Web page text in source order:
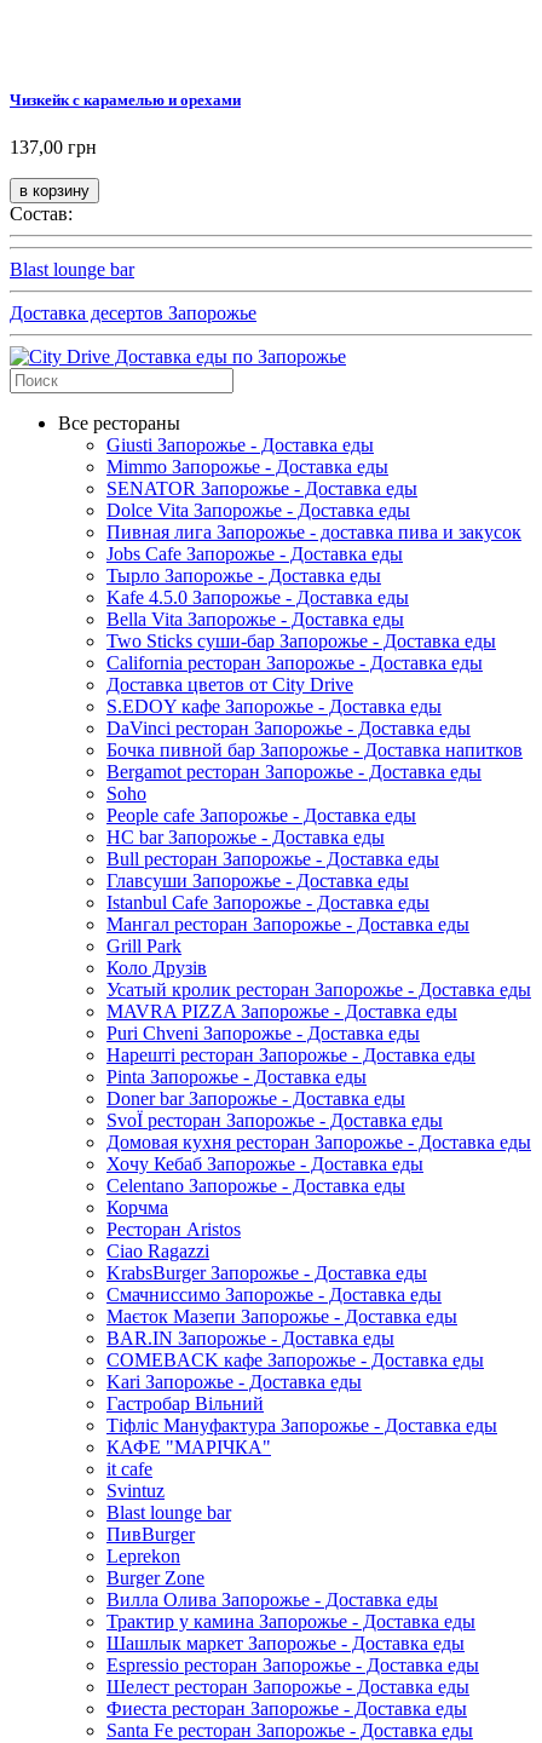
Чизкейк с карамелью и орехами
137,00 грн
Состав:
Blast lounge bar
Доставка десертов Запорожье
Все рестораны
Giusti Запорожье - Доставка еды
Mimmo Запорожье - Доставка еды
SENATOR Запорожье - Доставка еды
Dolce Vita Запорожье - Доставка еды
Пивная лига Запорожье - доставка пива и закусок
Jobs Cafe Запорожье - Доставка еды
Тырло Запорожье - Доставка еды
Kafe 4.5.0 Запорожье - Доставка еды
Bella Vita Запорожье - Доставка еды
Two Sticks суши-бар Запорожье - Доставка еды
California ресторан Запорожье - Доставка еды
Доставка цветов от City Drive
S.EDOY кафе Запорожье - Доставка еды
DaVinci ресторан Запорожье - Доставка еды
Бочка пивной бар Запорожье - Доставка напитков
Bergamot ресторан Запорожье - Доставка еды
Soho
People cafe Запорожье - Доставка еды
HC bar Запорожье - Доставка еды
Bull ресторан Запорожье - Доставка еды
Главсуши Запорожье - Доставка еды
Istanbul Cafe Запорожье - Доставка еды
Мангал ресторан Запорожье - Доставка еды
Grill Park
Коло Друзів
Усатый кролик ресторан Запорожье - Доставка еды
MAVRA PIZZA Запорожье - Доставка еды
Puri Chveni Запорожье - Доставка еды
Нарешті ресторан Запорожье - Доставка еды
Pinta Запорожье - Доставка еды
Doner bar Запорожье - Доставка еды
SvoЇ ресторан Запорожье - Доставка еды
Домовая кухня ресторан Запорожье - Доставка еды
Хочу Кебаб Запорожье - Доставка еды
Celentano Запорожье - Доставка еды
Корчма
Ресторан Aristos
Ciao Ragazzi
KrabsBurger Запорожье - Доставка еды
Смачниссимо Запорожье - Доставка еды
Маєток Мазепи Запорожье - Доставка еды
BAR.IN Запорожье - Доставка еды
COMEBACK кафе Запорожье - Доставка еды
Kari Запорожье - Доставка еды
Гастробар Вільний
Тіфліс Мануфактура Запорожье - Доставка еды
КАФЕ "МАРІЧКА"
it cafe
Svintuz
Blast lounge bar
ПивBurger
Leprekon
Burger Zone
Вилла Олива Запорожье - Доставка еды
Трактир у камина Запорожье - Доставка еды
Шашлык маркет Запорожье - Доставка еды
Espressio ресторан Запорожье - Доставка еды
Шелест ресторан Запорожье - Доставка еды
Фиеста ресторан Запорожье - Доставка еды
Santa Fe ресторан Запорожье - Доставка еды